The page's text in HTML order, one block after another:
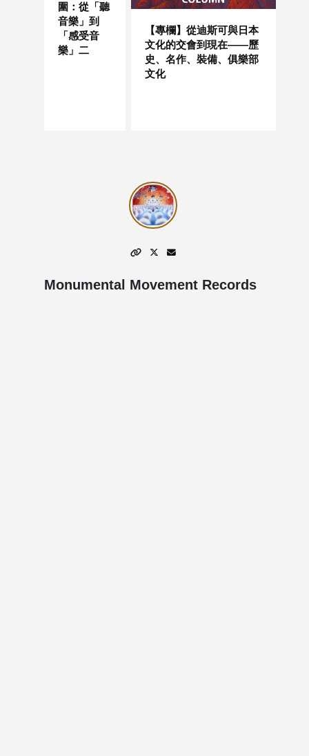
圍：從「聽
音樂」到
「感受音
樂」二
【專欄】從迪斯可與日本
文化的交會到現在——歷
史、名作、裝備、俱樂部
文化
Monumental Movement Records